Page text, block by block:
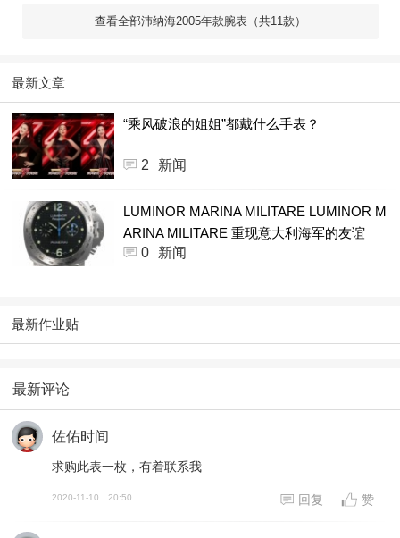
查看全部沛纳海2005年款腕表（共11款）
最新文章
“乘风破浪的姐姐”都戴什么手表？
2 新闻
LUMINOR MARINA MILITARE LUMINOR M
ARINA MILITARE 重现意大利海军的友谊
0
新闻
最新作业贴
最新评论
佐佑时间
求购此表一枚，有着联系我
2020-11-10 20:50 回复 赞